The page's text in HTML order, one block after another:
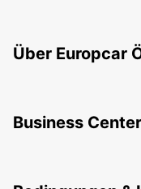
Über Europcar
Business Center